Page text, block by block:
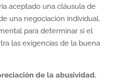
aceptado una cláusula de
una negociación individual.
para determinar si el
las exigencias de la buena
de la abusividad.